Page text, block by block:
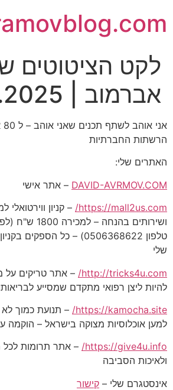
לקט הציטוטים
אברמוב | 29.07.2025
הרשתות החברתיות
האתרים שלי:
DAVID-AVRMOV.COM – אתר אישי
https://mall2us.com/
– קניון ווירטואלי
ושירותים
טלפון 0506368622) – כל
שלי
http://tricks4u.com/ – אתר טריקים על
להיות ליצן רפואי מתקדם שמסייע
https://kamocha.site/ – תנועת כמוך
למען אוכלוסיות מצוקה בישראל – הוקמה
https://give4u.info/ – אתר תרומות
ולאיכות הסביבה
אינסטגרם שלי – קישור